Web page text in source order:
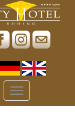
Toggle
navigation